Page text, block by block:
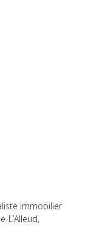
immobilier
L’Alleud,